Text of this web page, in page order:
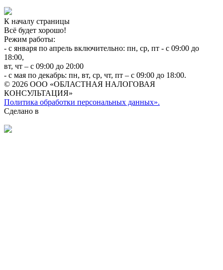
К началу страницы
Всё будет хорошо!
Режим работы:
- с января по апрель включительно: пн, ср, пт - с 09:00 до
18:00,
вт, чт – с 09:00 до 20:00
- с мая по декабрь: пн, вт, ср, чт, пт – с 09:00 до 18:00.
© 2026 ООО «ОБЛАСТНАЯ НАЛОГОВАЯ
КОНСУЛЬТАЦИЯ»
Политика обработки персональных данных».
Сделано в